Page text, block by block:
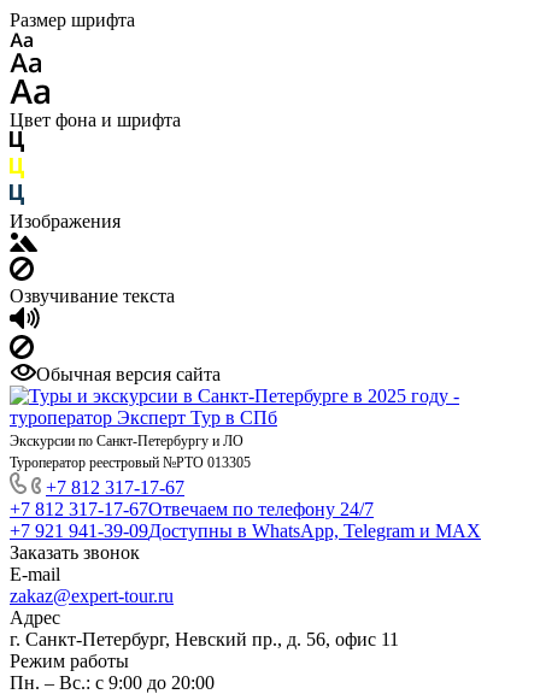
Размер шрифта
Цвет фона и шрифта
Изображения
Озвучивание текста
Обычная версия сайта
Экскурсии по Санкт-Петербургу и ЛО
Туроператор реестровый №РТО 013305
+7 812 317-17-67
+7 812 317-17-67Отвечаем по телефону 24/7
+7 921 941-39-09Доступны в WhatsApp, Telegram и MAX
Заказать звонок
E-mail
zakaz@expert-tour.ru
Адрес
г. Санкт-Петербург, Невский пр., д. 56, офис 11
Режим работы
Пн. – Вс.: с 9:00 до 20:00